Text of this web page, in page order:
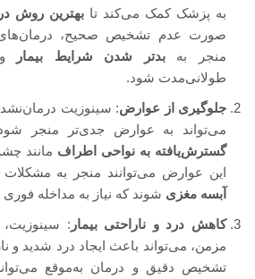
به پزشک کمک می‌کند تا بهترین روش
صورت عدم تشخیص صحیح،
منجر بهبدتر شدن شرایط بیمار
طولانی‌مدت شود.
جلوگیری از عوارض: سینوزیت
می‌تواند به عوارض جدی‌تر منجر
گسترش‌یافته به نواحی اطراف مانند
این عوارض می‌توانند منجر به
آبسه مغزی شوند که نیاز به مداخله
کاهش درد و ناراحتی بیمار : سینوزیت،
مزمن، می‌تواند باعث ایجاد درد شدید و
تشخیص دقیق و درمان به‌موقع